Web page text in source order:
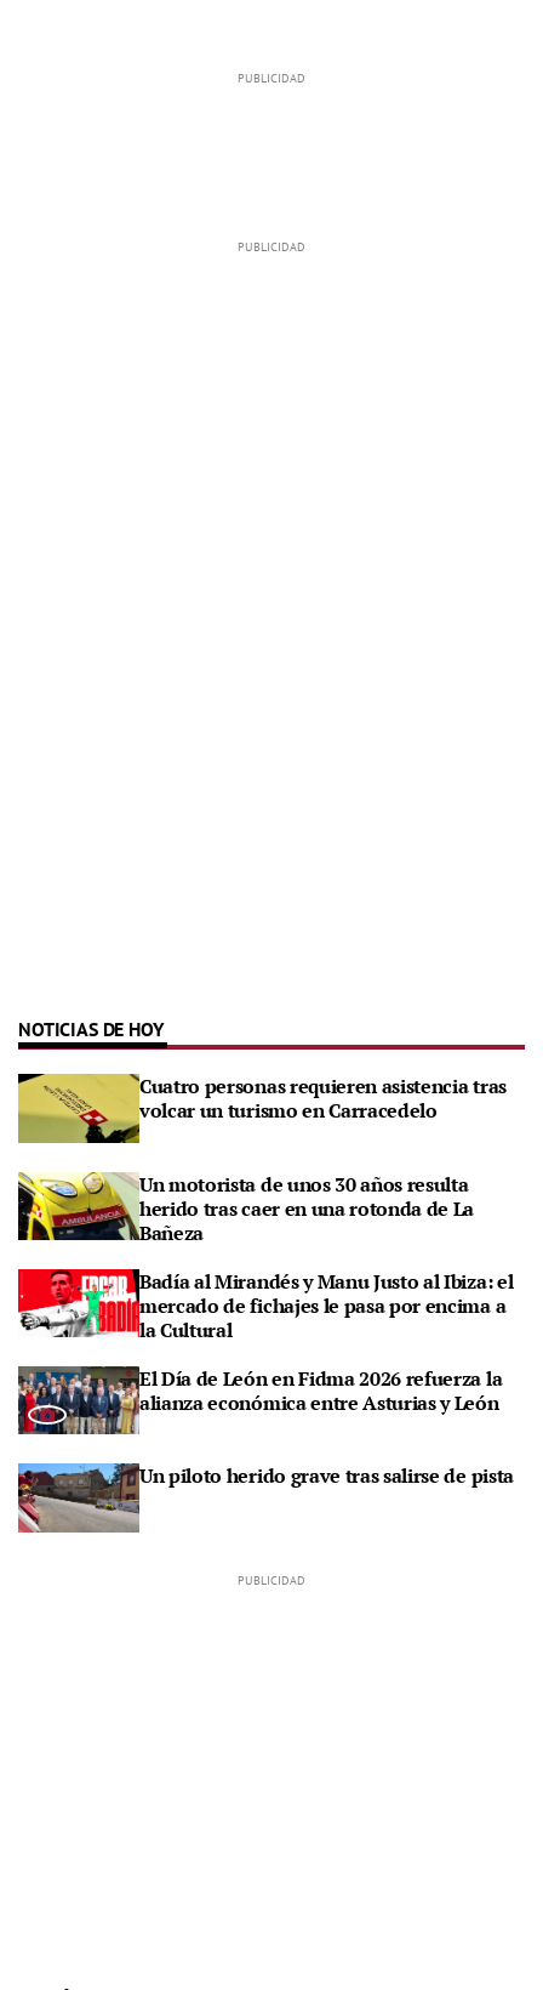
NOTICIAS DE HOY
Cuatro personas requieren asistencia tras
volcar un turismo en Carracedelo
Un motorista de unos 30 años resulta
herido tras caer en una rotonda de La
Bañeza
Badía al Mirandés y Manu Justo al Ibiza: el
mercado de fichajes le pasa por encima a
la Cultural
El Día de León en Fidma 2026 refuerza la
alianza económica entre Asturias y León
Un piloto herido grave tras salirse de pista